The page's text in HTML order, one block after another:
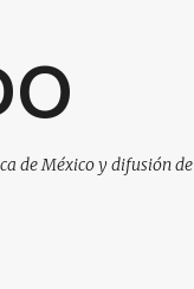
de México y difusión